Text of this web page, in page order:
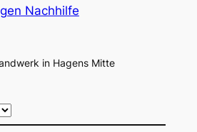
Nachhilfe
in Hagens Mitte